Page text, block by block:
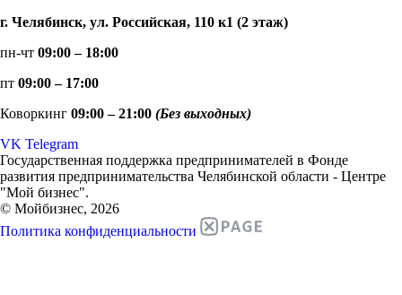
г. Челябинск, ул. Российская, 110 к1 (2 этаж)
пн-чт 09:00 – 18:00
пт 09:00 – 17:00
Коворкинг 09:00 – 21:00 (Без выходных)
VK Telegram
Государственная поддержка предпринимателей в Фонде
развития предпринимательства Челябинской области - Центре
"Мой бизнес".
© Мойбизнес, 2026
Политика конфиденциальности